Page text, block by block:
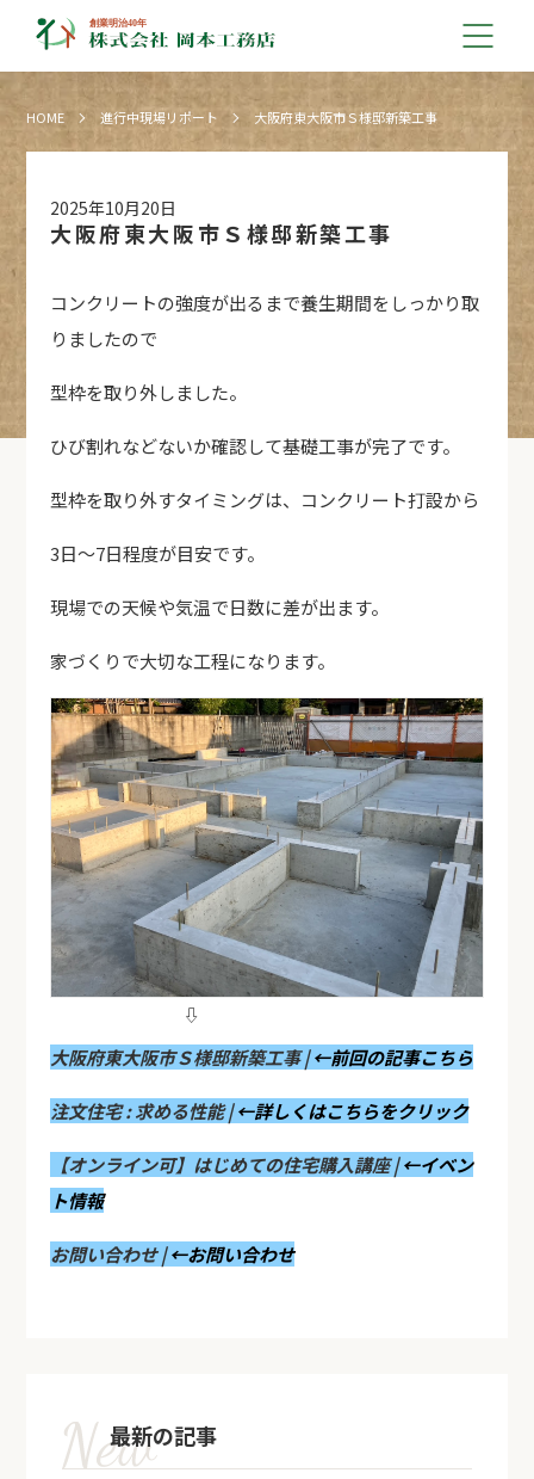
HOME 進行中現場リポート 大阪府東大阪市Ｓ様邸新築工事
2025年10月20日
大阪府東大阪市Ｓ様邸新築工事
コンクリートの強度が出るまで養生期間をしっかり取
りましたので
型枠を取り外しました。
ひび割れなどないか確認して基礎工事が完了です。
型枠を取り外すタイミングは、コンクリート打設から
3日～7日程度が目安です。
現場での天候や気温で日数に差が出ます。
家づくりで大切な工程になります。
⇩
大阪府東大阪市Ｓ様邸新築工事 |←前回の記事こちら
注文住宅 : 求める性能 |←詳しくはこちらをクリック
【オンライン可】はじめての住宅購入講座 |←イベン
ト情報
お問い合わせ |←お問い合わせ
最新の記事